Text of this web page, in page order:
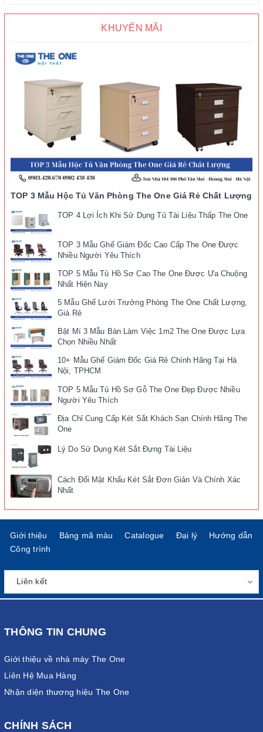
KHUYẾN MÃI
TOP 3 Mẫu Hộc Tủ Văn Phòng The One Giá Rẻ Chất Lượng
TOP 4 Lợi Ích Khi Sử Dụng Tủ Tài Liệu Thấp The One
TOP 3 Mẫu Ghế Giám Đốc Cao Cấp The One Được
Nhiều Người Yêu Thích
TOP 5 Mẫu Tủ Hồ Sơ Cao The One Được Ưa Chuộng
Nhất Hiện Nay
5 Mẫu Ghế Lưới Trưởng Phòng The One Chất Lượng,
Giá Rẻ
Bật Mí 3 Mẫu Bàn Làm Việc 1m2 The One Được Lựa
Chọn Nhiều Nhất
10+ Mẫu Ghế Giám Đốc Giá Rẻ Chính Hãng Tại Hà
Nội, TPHCM
TOP 5 Mẫu Tủ Hồ Sơ Gỗ The One Đẹp Được Nhiều
Người Yêu Thích
Địa Chỉ Cung Cấp Két Sắt Khách Sạn Chính Hãng The
One
Lý Do Sử Dụng Két Sắt Đựng Tài Liệu
Cách Đổi Mật Khẩu Két Sắt Đơn Giản Và Chính Xác
Nhất
Giới thiệu Bảng mã màu Catalogue Đại lý
Hướng dẫn
Công trình
THÔNG TIN CHUNG
Giới thiệu về nhà máy The One
Liên Hệ Mua Hàng
Nhận diện thương hiệu The One
CHÍNH SÁCH